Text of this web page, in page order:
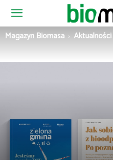
Magazyn
Magazyn Biomasa Aktualności